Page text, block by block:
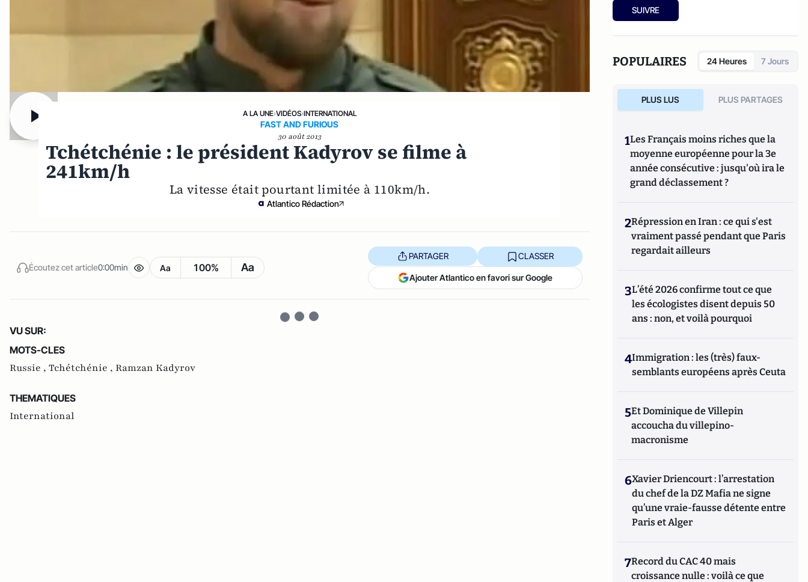
A LA UNE›VIDÉOS›INTERNATIONAL
FAST AND FURIOUS
30 août 2013
Tchétchénie : le président Kadyrov se filme à
241km/h
La vitesse était pourtant limitée à 110km/h.
Atlantico Rédaction
Écoutez cet article0:00min Aa 100% Aa
PARTAGER CLASSER
Ajouter Atlantico en favori sur Google
VU SUR:
MOTS-CLES
Russie , Tchétchénie , Ramzan Kadyrov
THEMATIQUES
International
SUIVRE
POPULAIRES 24 Heures 7 Jours
PLUS LUS PLUS PARTAGES
1Les Français moins riches que la
moyenne européenne pour la 3e
année consécutive : jusqu'où ira le
grand déclassement ?
2Répression en Iran : ce qui s'est
vraiment passé pendant que Paris
regardait ailleurs
3L’été 2026 confirme tout ce que
les écologistes disent depuis 50
ans : non, et voilà pourquoi
4Immigration : les (très) faux-
semblants européens après Ceuta
5Et Dominique de Villepin
accoucha du villepino-
macronisme
6Xavier Driencourt : l’arrestation
du chef de la DZ Mafia ne signe
qu’une vraie-fausse détente entre
Paris et Alger
7Record du CAC 40 mais
croissance nulle : voilà ce que